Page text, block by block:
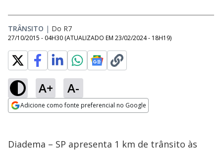
TRÂNSITO | Do R7
27/10/2015 - 04H30 (ATUALIZADO EM 23/02/2024 - 18H19)
A+ A-
Adicione como fonte preferencial no Google
Diadema – SP apresenta 1 km de trânsito às